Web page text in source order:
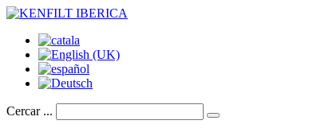
Cercar ...